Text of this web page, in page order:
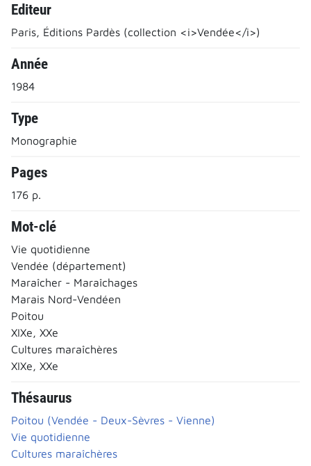
Editeur
Paris, Éditions Pardès (collection <i>Vendée</i>)
Année
1984
Type
Monographie
Pages
176 p.
Mot-clé
Vie quotidienne
Vendée (département)
Maraîcher - Maraîchages
Marais Nord-Vendéen
Poitou
XIXe, XXe
Cultures maraîchères
XIXe, XXe
Thésaurus
Poitou (Vendée - Deux-Sèvres - Vienne)
Vie quotidienne
Cultures maraîchères